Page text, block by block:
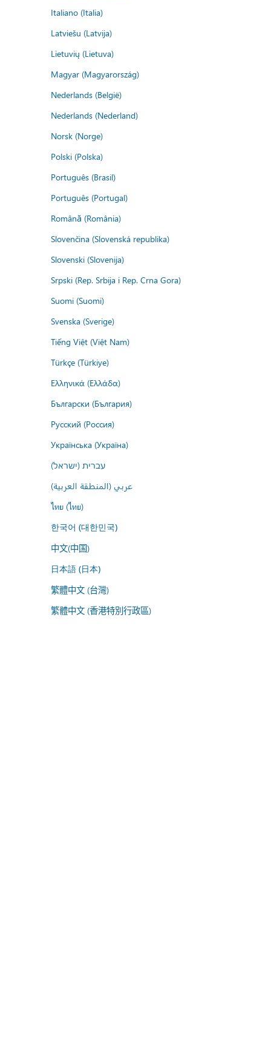
Italiano (Italia)
Latviešu (Latvija)
Lietuvių (Lietuva)
Magyar (Magyarország)
Nederlands (België)
Nederlands (Nederland)
Norsk (Norge)
Polski (Polska)
Português (Brasil)
Português (Portugal)
Română (România)
Slovenčina (Slovenská republika)
Slovenski (Slovenija)
Srpski (Rep. Srbija i Rep. Crna Gora)
Suomi (Suomi)
Svenska (Sverige)
Tiếng Việt (Việt Nam)
Türkçe (Türkiye)
Ελληνικά (Ελλάδα)
Български (България)
Русский (Россия)
Українська (Україна)
עברית (ישראל)
عربي (المنطقة العربية)
ไทย (ไทย)
한국어 (대한민국)
中文(中国)
日本語 (日本)
繁體中文 (台灣)
繁體中文 (香港特別行政區)